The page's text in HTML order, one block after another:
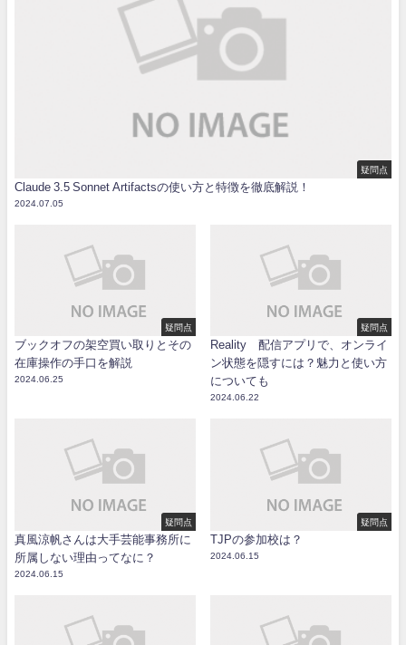
疑問点
Claude 3.5 Sonnet Artifactsの使い方と特徴を徹底解説！
2024.07.05
疑問点
ブックオフの架空買い取りとその
在庫操作の手口を解説
2024.06.25
疑問点
Reality 配信アプリで、オンライ
ン状態を隠すには？魅力と使い方
についても
2024.06.22
疑問点
真風涼帆さんは大手芸能事務所に
所属しない理由ってなに？
2024.06.15
疑問点
TJPの参加校は？
2024.06.15